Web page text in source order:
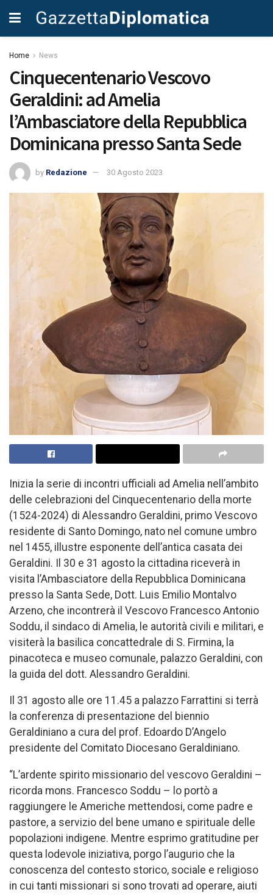
Home News
Cinquecentenario Vescovo
Geraldini: ad Amelia
l’Ambasciatore della Repubblica
Dominicana presso Santa Sede
by Redazione 30 Agosto 2023
Inizia la serie di incontri ufficiali ad Amelia nell’ambito
delle celebrazioni del Cinquecentenario della morte
(1524-2024) di Alessandro Geraldini, primo Vescovo
residente di Santo Domingo, nato nel comune umbro
nel 1455, illustre esponente dell’antica casata dei
Geraldini. Il 30 e 31 agosto la cittadina riceverà in
visita l’Ambasciatore della Repubblica Dominicana
presso la Santa Sede, Dott. Luis Emilio Montalvo
Arzeno, che incontrerà il Vescovo Francesco Antonio
Soddu, il sindaco di Amelia, le autorità civili e militari, e
visiterà la basilica concattedrale di S. Firmina, la
pinacoteca e museo comunale, palazzo Geraldini, con
la guida del dott. Alessandro Geraldini.
Il 31 agosto alle ore 11.45 a palazzo Farrattini si terrà
la conferenza di presentazione del biennio
Geraldiniano a cura del prof. Edoardo D’Angelo
presidente del Comitato Diocesano Geraldiniano.
“L’ardente spirito missionario del vescovo Geraldini –
ricorda mons. Francesco Soddu – lo portò a
raggiungere le Americhe mettendosi, come padre e
pastore, a servizio del bene umano e spirituale delle
popolazioni indigene. Mentre esprimo gratitudine per
questa lodevole iniziativa, porgo l’augurio che la
conoscenza del contesto storico, sociale e religioso
in cui tanti missionari si sono trovati ad operare, aiuti